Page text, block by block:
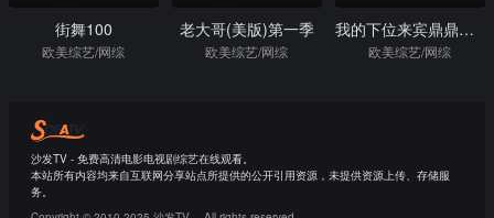
街舞100
欧美综艺/网综
老大哥(美版)第一季
欧美综艺/网综
我的下位来宾鼎鼎大名第二季
欧美综艺/网综
沙发TV - 免费高清电影电视剧综艺在线观看。
本站所有内容均来自互联网分享站点所提供的公开引用资源，未提供资源上传、存储服
务。